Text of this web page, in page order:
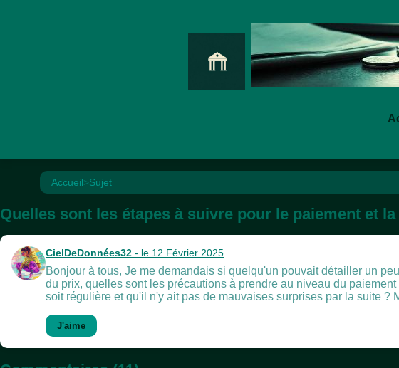
Accueil>Sujet
Quelles sont les étapes à suivre pour le paiement et
CielDeDonnées32 - le 12 Février 2025
Bonjour à tous, Je me demandais si quelqu'un pouvait détailler un
du prix, quelles sont les précautions à prendre au niveau du
soit régulière et qu'il n'y ait pas de mauvaises surprises par la suite ?
J'aime